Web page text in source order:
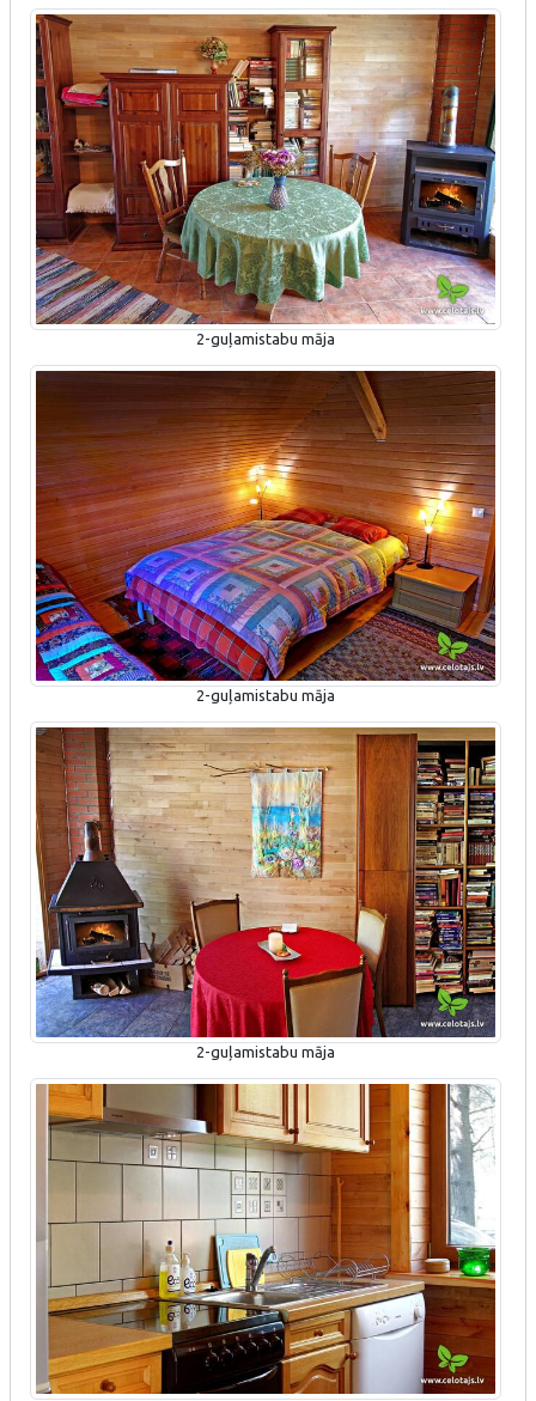
2-guļamistabu māja
2-guļamistabu māja
2-guļamistabu māja